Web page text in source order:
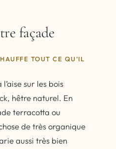
façade
TOUT CE QU’IL
sur les bois
hêtre naturel. En
terracotta ou
de très organique
aussi très bien